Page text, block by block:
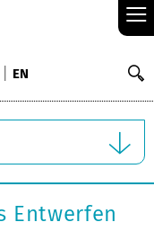
≡
EN
Entwerfen